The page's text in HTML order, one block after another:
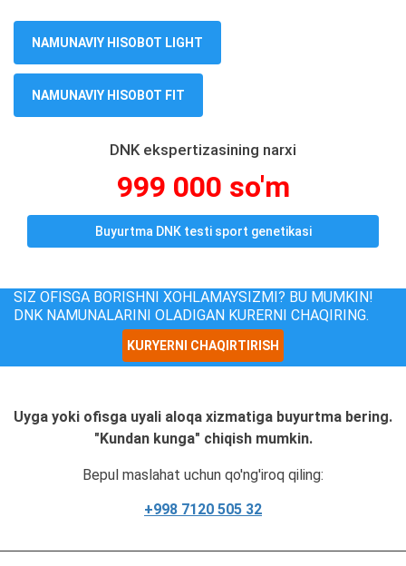
NAMUNAVIY HISOBOT LIGHT
NAMUNAVIY HISOBOT FIT
DNK ekspertizasining narxi
999 000 so'm
Buyurtma DNK testi sport genetikasi
SIZ OFISGA BORISHNI XOHLAMAYSIZMI? BU MUMKIN!
DNK NAMUNALARINI OLADIGAN KURERNI CHAQIRING.
KURYERNI CHAQIRTIRISH
Uyga yoki ofisga uyali aloqa xizmatiga buyurtma bering.
"Kundan kunga" chiqish mumkin.
Bepul maslahat uchun qo'ng'iroq qiling:
+998 7120 505 32